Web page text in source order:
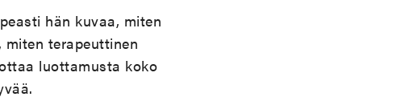
hän kuvaa, miten
terapeuttinen
luottamusta koko